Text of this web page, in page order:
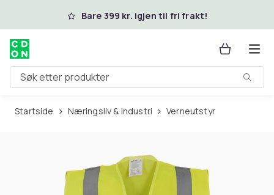
Hopp til hovedinnholdBare 399 kr. igjen til fri frakt!
Søk etter produkter
Startside Næringsliv & industri Verneutstyr